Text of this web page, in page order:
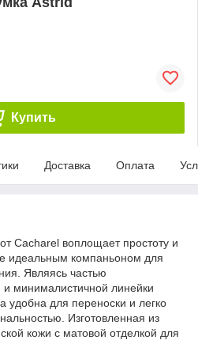
Купить
Доставка Оплата
Cacharel воплощает простоту и
идеальным компаньоном для
Являясь частью
минималистичной линейки
удобна для переноски и легко
Изготовленная из
кожи с матовой отделкой для